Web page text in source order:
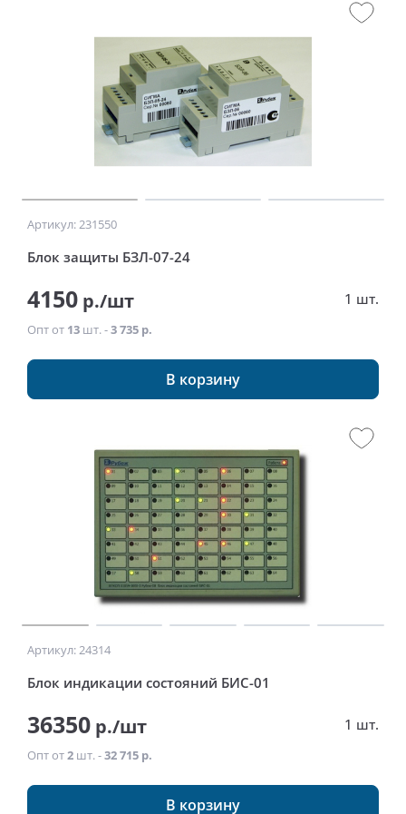
Артикул: 231550
Блок защиты БЗЛ-07-24
4150 р./шт 1 шт.
Опт от 13 шт. -3 735 р.
В корзину
Артикул: 24314
Блок индикации состояний БИС-01
36350 р./шт 1 шт.
Опт от2 шт. -32 715 р.
В корзину